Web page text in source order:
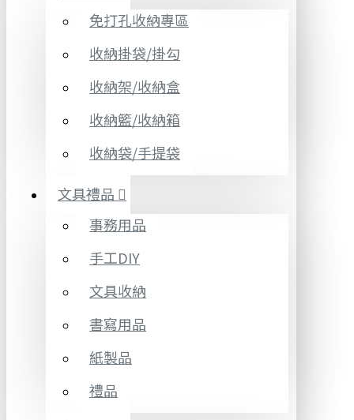
免打孔收納專區
收納掛袋/掛勾
收納架/收納盒
收納籃/收納箱
收納袋/手提袋
文具禮品
事務用品
手工DIY
文具收納
書寫用品
紙製品
禮品